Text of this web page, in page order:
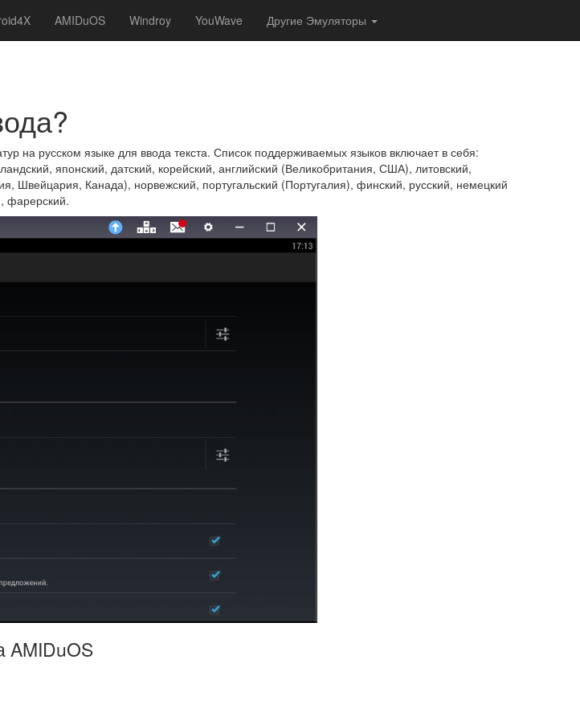
AMIDuOS Windroy YouWave Другие Эмуляторы
на русском языке для ввода текста. Список поддерживаемых языков включает в себя:
японский, датский, корейский, английский (Великобритания, США), литовский,
Швейцария, Канада), норвежский, португальский (Португалия), финский, русский, немецкий
фарерский.
AMIDuOS